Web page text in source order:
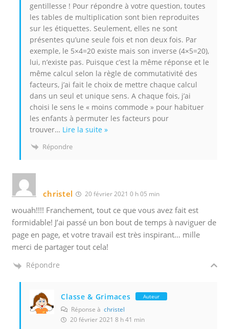
gentillesse ! Pour répondre à votre question, toutes
les tables de multiplication sont bien reproduites
sur les étiquettes. Seulement, elles ne sont
présentes qu’une seule fois et non deux fois. Par
exemple, le 5×4=20 existe mais son inverse (4×5=20),
lui, n’existe pas. Puisque c’est la même réponse et le
même calcul selon la règle de commutativité des
facteurs, j’ai fait le choix de mettre chaque calcul
dans un seul et unique sens. A chaque fois, j’ai
choisi le sens le « moins commode » pour habituer
les enfants à permuter les facteurs pour
trouver… Lire la suite »
Répondre
christel 20 février 2021 0 h 05 min
wouah!!!! Franchement, tout ce que vous avez fait est
formidable! J’ai passé un bon bout de temps à naviguer de
page en page, et votre travail est très inspirant… mille
merci de partager tout cela!
Répondre
Classe & Grimaces Auteur
Réponse àchristel
20 février 2021 8 h 41 min